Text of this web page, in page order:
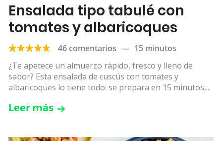
Ensalada tipo tabulé con
tomates y albaricoques
46 comentarios — 15 minutos
¿Te apetece un almuerzo rápido, fresco y lleno de
sabor? Esta ensalada de cuscús con tomates y
albaricoques lo tiene todo: se prepara en 15 minutos,...
Leer más